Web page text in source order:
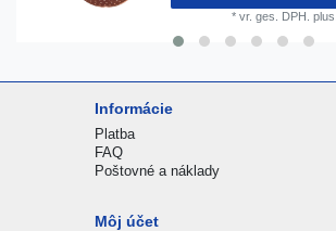
* vr. ges. DPH. plus.
Informácie
Platba
FAQ
Poštovné a náklady
Môj účet